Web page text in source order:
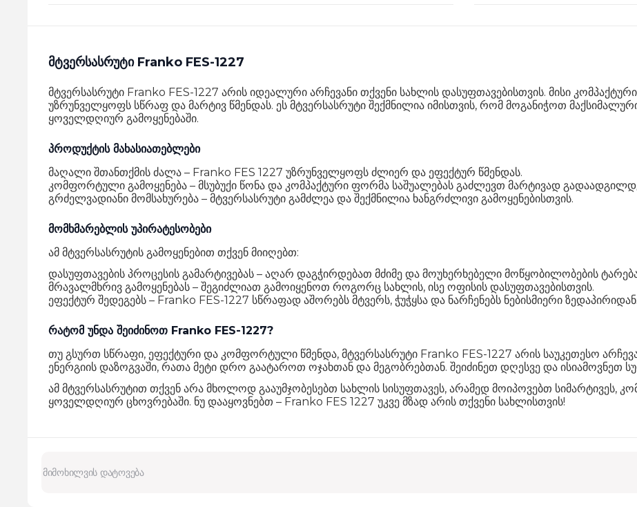
მტვერსასრუტი Franko FES-1227
მტვერსასრუტი Franko FES-1227 არის იდეალური არჩევანი თქვენი სახლის დასუფთავებისთვის. მისი
უზრუნველყოფს სწრაფ და მარტივ წმენდას. ეს მტვერსასრუტი შექმნილია იმისთვის, რომ მოგანიჭოთ
ყოველდღიურ გამოყენებაში.
პროდუქტის მახასიათებლები
მაღალი შთანთქმის ძალა – Franko FES 1227 უზრუნველყოფს ძლიერ და ეფექტურ წმენდას.
კომფორტული გამოყენება – მსუბუქი წონა და კომპაქტური ფორმა საშუალებას გაძლევთ მარტივად
გრძელვადიანი მომსახურება – მტვერსასრუტი გამძლეა და შექმნილია ხანგრძლივი გამოყენებისთვის.
მომხმარებლის უპირატესობები
ამ მტვერსასრუტის გამოყენებით თქვენ მიიღებთ:
დასუფთავების პროცესის გამარტივებას – აღარ დაგჭირდებათ მძიმე და მოუხერხებელი მოწყობილობების
მრავალმხრივ გამოყენებას – შეგიძლიათ გამოიყენოთ როგორც სახლის, ისე ოფისის დასუფთავებისთვის.
ეფექტურ შედეგებს – Franko FES-1227 სწრაფად აშორებს მტვერს, ჭუჭყსა და ნარჩენებს ნებისმიერი ზედაპირიდან.
რატომ უნდა შეიძინოთ Franko FES-1227?
თუ გსურთ სწრაფი, ეფექტური და კომფორტული წმენდა, მტვერსასრუტი Franko FES-1227 არის საუკეთესო
ენერგიის დაზოგვაში, რათა მეტი დრო გაატაროთ ოჯახთან და მეგობრებთან. შეიძინეთ დღესვე და ისიამოვნეთ
ამ მტვერსასრუტით თქვენ არა მხოლოდ გააუმჯობესებთ სახლის სისუფთავეს, არამედ მოიპოვებთ სიმარტივეს,
ყოველდღიურ ცხოვრებაში. ნუ დააყოვნებთ – Franko FES 1227 უკვე მზად არის თქვენი სახლისთვის!